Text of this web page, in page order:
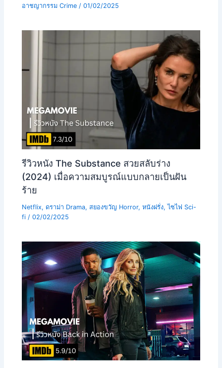
อาชญากรรม Crime /01/02/2025
รีวิวหนัง The Substance สวยสลับร่าง
(2024) เมื่อความสมบูรณ์แบบกลายเป็นฝัน
ร้าย
Netflix,ดราม่า Drama,สยองขวัญ Horror,หนังฝรั่ง,ไซไฟ Sci-
fi /02/02/2025